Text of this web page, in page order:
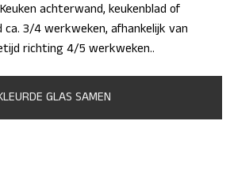
achterwand, keukenblad of
3/4 werkweken, afhankelijk van
richting 4/5 werkweken..
GLAS SAMEN